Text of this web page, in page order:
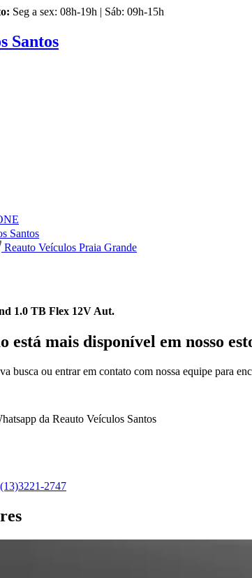
Seg a sex: 08h-19h | Sáb: 09h-15h
Santos
Santos
Reauto Veículos Praia Grande
1.0 TB Flex 12V Aut.
está mais disponível em nosso
busca ou entrar em contato com nossa equipe para
da Reauto Veículos Santos
(13)3221-2747